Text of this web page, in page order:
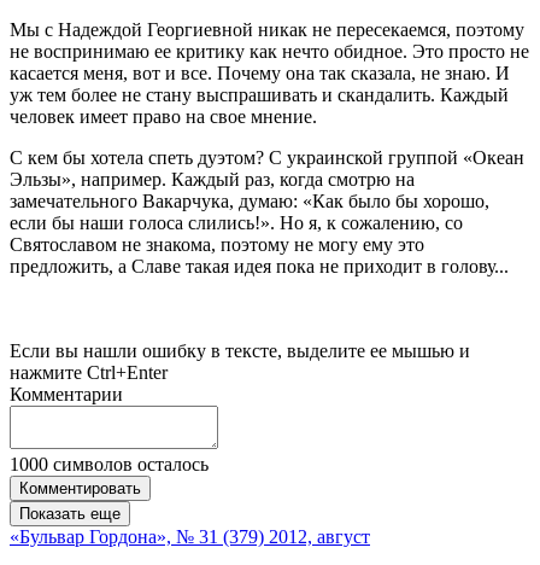
Мы с Надеждой Георгиевной никак не пересекаемся, поэтому
не воспринимаю ее критику как нечто обидное. Это просто не
касается меня, вот и все. Почему она так сказала, не знаю. И
уж тем более не стану выспрашивать и скандалить. Каждый
человек имеет право на свое мнение.
С кем бы хотела спеть дуэтом? С украинской группой «Океан
Эльзы», например. Каждый раз, когда смотрю на
замечательного Вакарчука, думаю: «Как было бы хорошо,
если бы наши голоса слились!». Но я, к сожалению, со
Святославом не знакома, поэтому не могу ему это
предложить, а Славе такая идея пока не приходит в голову...
Если вы нашли ошибку в тексте, выделите ее мышью и
нажмите Ctrl+Enter
Комментарии
1000 символов осталось
Комментировать
Показать еще
«Бульвар Гордона», № 31 (379) 2012, август